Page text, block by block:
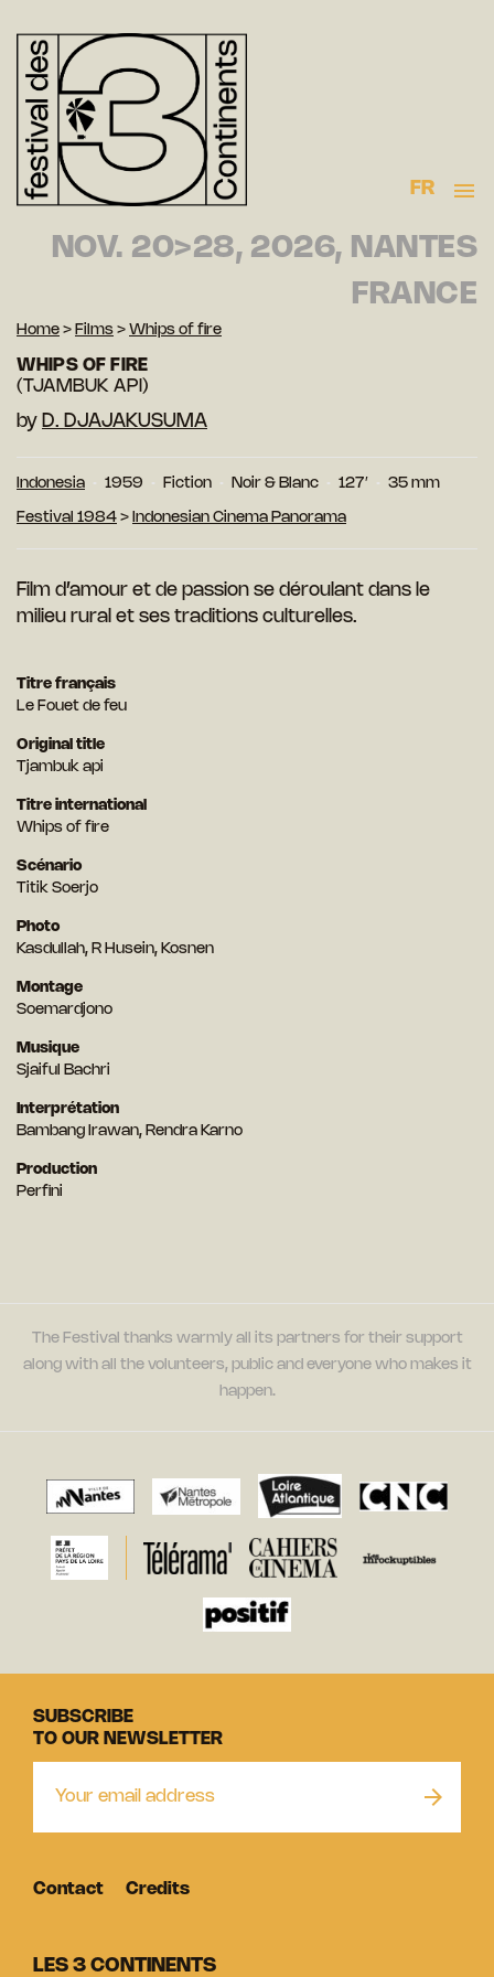
FR
NOV. 20>28, 2026, NANTES
FRANCE
Home > Films > Whips of fire
WHIPS OF FIRE
(TJAMBUK API)
by D. DJAJAKUSUMA
Indonesia 1959 Fiction Noir & Blanc 127′ 35 mm
Festival 1984 > Indonesian Cinema Panorama
Film d’amour et de passion se déroulant dans le
milieu rural et ses traditions culturelles.
Titre français
Le Fouet de feu
Original title
Tjambuk api
Titre international
Whips of fire
Scénario
Titik Soerjo
Photo
Kasdullah, R Husein, Kosnen
Montage
Soemardjono
Musique
Sjaiful Bachri
Interprétation
Bambang Irawan, Rendra Karno
Production
Perfini
The Festival thanks warmly all its partners for their support
along with all the volunteers, public and everyone who makes it
happen.
LES 3 CONTINENTS
SUBSCRIBE
TO OUR NEWSLETTER
Contact Credits